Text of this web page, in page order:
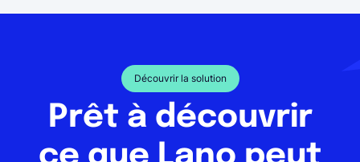
Découvrir la solution
Prêt à découvrir